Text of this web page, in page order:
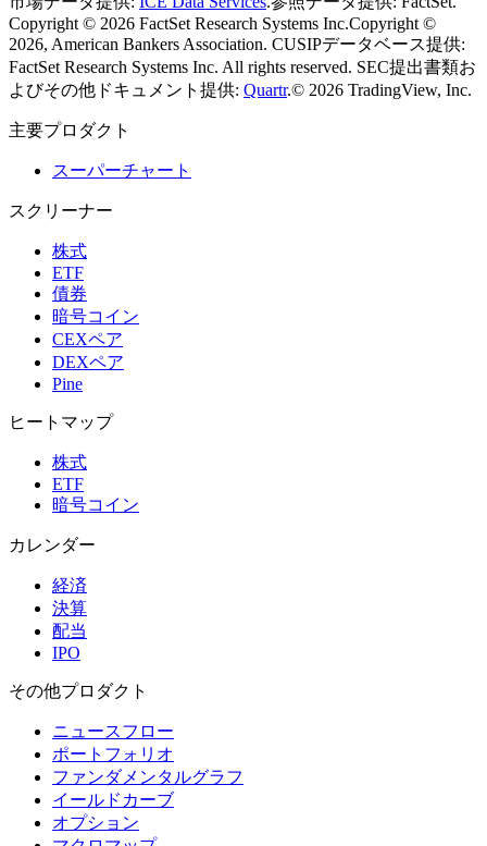
Copyright © 2026 FactSet Research Systems Inc.Copyright ©
2026, American Bankers Association. CUSIPデータベース提供:
FactSet Research Systems Inc. All rights reserved. SEC提出書類お
よびその他ドキュメント提供: Quartr.© 2026 TradingView, Inc.
主要プロダクト
スーパーチャート
スクリーナー
株式
ETF
債券
暗号コイン
CEXペア
DEXペア
Pine
ヒートマップ
株式
ETF
暗号コイン
カレンダー
経済
決算
配当
IPO
その他プロダクト
ニュースフロー
ポートフォリオ
ファンダメンタルグラフ
イールドカーブ
オプション